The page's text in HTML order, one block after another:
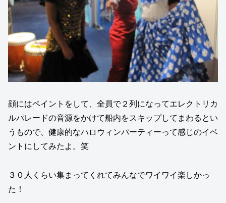
顔にはペイントをして、全員で２列になってエレクトリカ
ルパレードの音源をかけて船内をスキップしてまわるとい
うもので、健康的なハロウィンパーティーって感じのイベ
ントにしてみたよ。笑
３０人くらい集まってくれてみんなでワイワイ楽しかっ
た！